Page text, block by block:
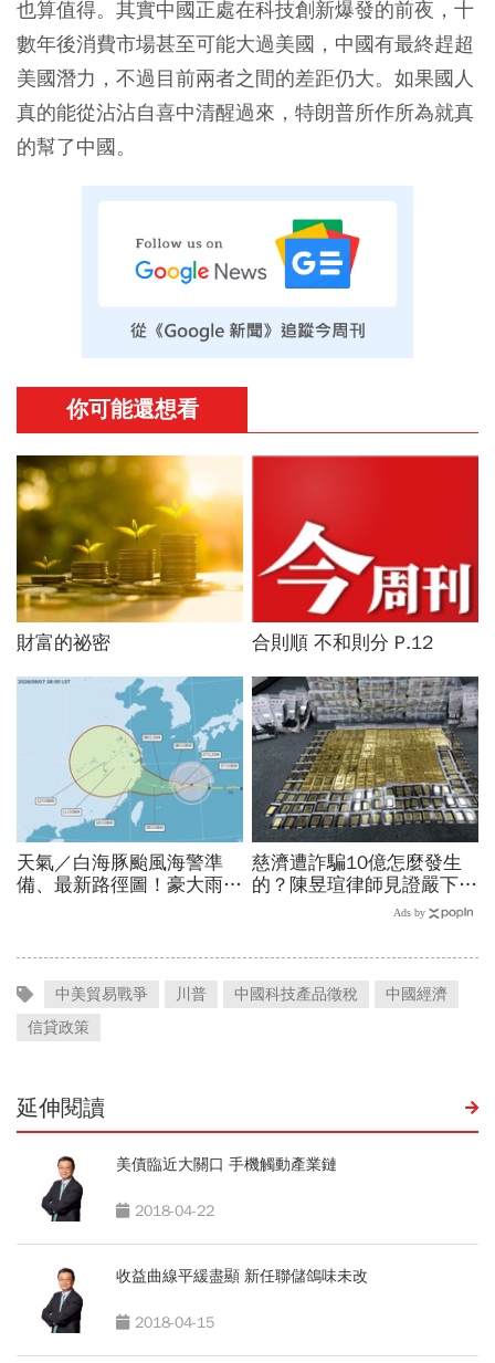
也算值得。其實中國正處在科技創新爆發的前夜，十
數年後消費市場甚至可能大過美國，中國有最終趕超
美國潛力，不過目前兩者之間的差距仍大。如果國人
真的能從沾沾自喜中清醒過來，特朗普所作所為就真
的幫了中國。
中美貿易戰爭 川普 中國科技產品徵稅
中國經濟
信貸政策
延伸閱讀
美債臨近大關口 手機觸動產業鏈
2018-04-22
收益曲線平緩盡顯 新任聯儲鴿味未改
2018-04-15